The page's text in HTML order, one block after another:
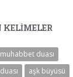
duası
aşk büyüsü